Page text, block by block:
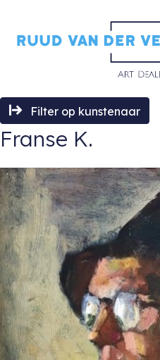
Filter op kunstenaar
Franse K.